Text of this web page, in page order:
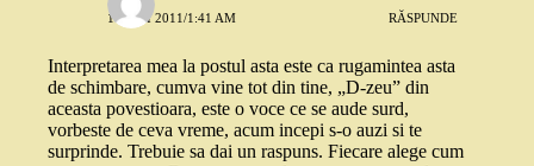
10 MAI 2011/1:41 AM RĂSPUNDE
Interpretarea mea la postul asta este ca rugamintea asta
de schimbare, cumva vine tot din tine, „D-zeu” din
aceasta povestioara, este o voce ce se aude surd,
vorbeste de ceva vreme, acum incepi s-o auzi si te
surprinde. Trebuie sa dai un raspuns. Fiecare alege cum